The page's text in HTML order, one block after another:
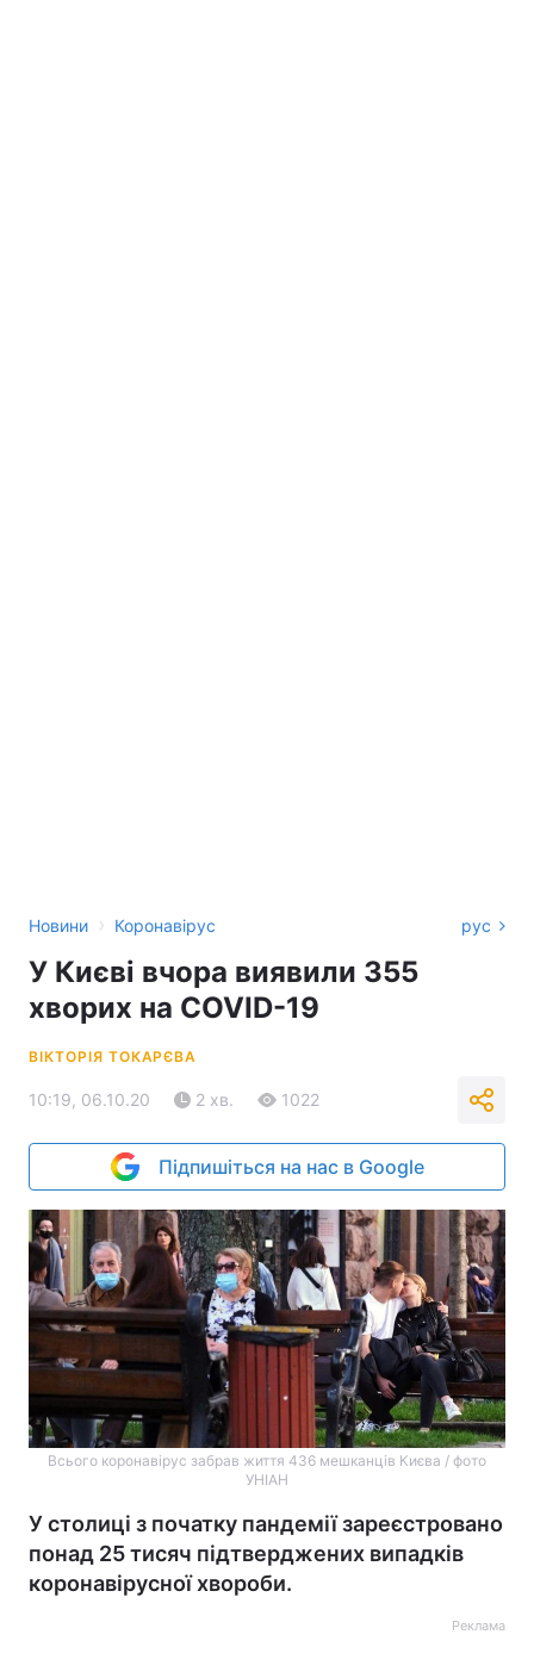
Новини › Коронавірус рус
У Києві вчора виявили 355
хворих на COVID-19
ВІКТОРІЯ ТОКАРЄВА
10:19, 06.10.20 2 хв. 1022
Підпишіться на нас в Google
Всього коронавірус забрав життя 436 мешканців Києва / фото
УНІАН
У столиці з початку пандемії зареєстровано
понад 25 тисяч підтверджених випадків
коронавірусної хвороби.
Реклама